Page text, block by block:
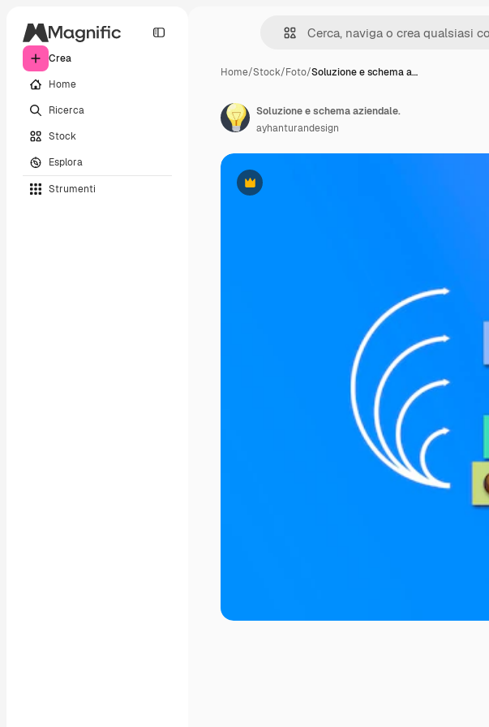
Crea
Home
Ricerca
Stock
Esplora
Strumenti
Home/Stock/Foto/Soluzione e schema a…
Premium
Soluzione e schema aziendale.
ayhanturandesign